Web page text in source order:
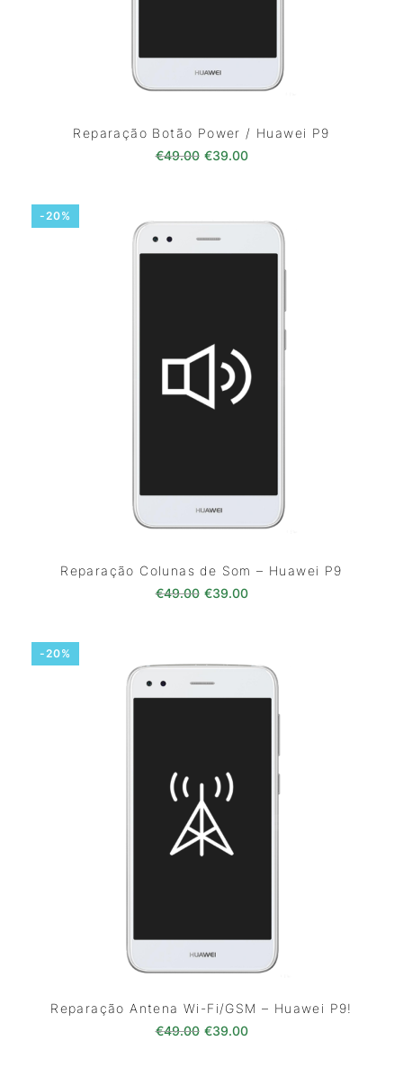
Reparação Botão Power / Huawei P9
€49.00 O preço original era: €49.00.
€39.00O preço atual é:
-20%
Reparação Colunas de Som – Huawei P9
€49.00 O preço original era: €49.00.
€39.00O preço atual é:
-20%
Reparação Antena Wi-Fi/GSM – Huawei P9!
€49.00 O preço original era: €49.00.
€39.00O preço atual é: